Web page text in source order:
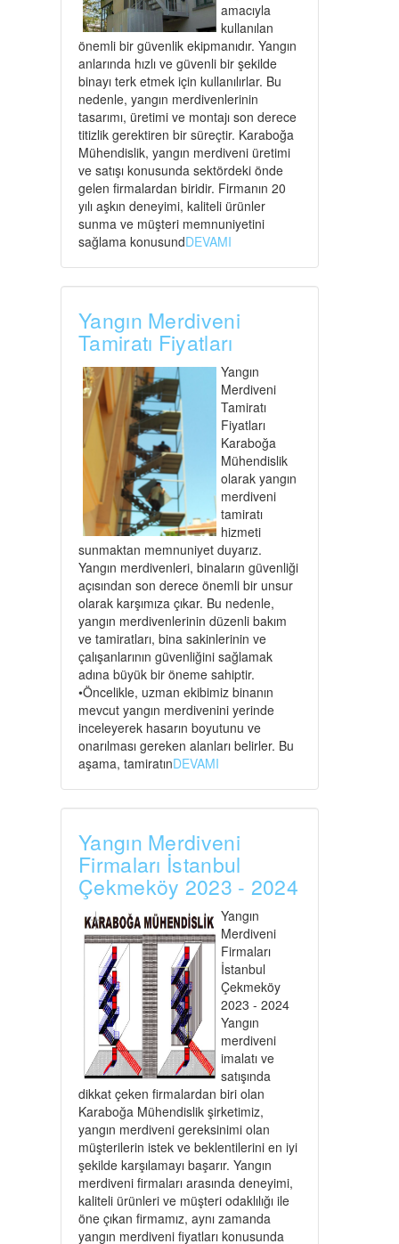
amacıyla
kullanılan
önemli bir güvenlik ekipmanıdır. Yangın
anlarında hızlı ve güvenli bir şekilde
binayı terk etmek için kullanılırlar. Bu
nedenle, yangın merdivenlerinin
tasarımı, üretimi ve montajı son derece
titizlik gerektiren bir süreçtir. Karaboğa
Mühendislik, yangın merdiveni üretimi
ve satışı konusunda sektördeki önde
gelen firmalardan biridir. Firmanın 20
yılı aşkın deneyimi, kaliteli ürünler
sunma ve müşteri memnuniyetini
sağlama konusundDEVAMI
Yangın Merdiveni
Tamiratı Fiyatları
Yangın
Merdiveni
Tamiratı
Fiyatları
Karaboğa
Mühendislik
olarak yangın
merdiveni
tamiratı
hizmeti
sunmaktan memnuniyet duyarız.
Yangın merdivenleri, binaların güvenliği
açısından son derece önemli bir unsur
olarak karşımıza çıkar. Bu nedenle,
yangın merdivenlerinin düzenli bakım
ve tamiratları, bina sakinlerinin ve
çalışanlarının güvenliğini sağlamak
adına büyük bir öneme sahiptir.
•Öncelikle, uzman ekibimiz binanın
mevcut yangın merdivenini yerinde
inceleyerek hasarın boyutunu ve
onarılması gereken alanları belirler. Bu
aşama, tamiratınDEVAMI
Yangın Merdiveni
Firmaları İstanbul
Çekmeköy 2023 - 2024
Yangın
Merdiveni
Firmaları
İstanbul
Çekmeköy
2023 - 2024
Yangın
merdiveni
imalatı ve
satışında
dikkat çeken firmalardan biri olan
Karaboğa Mühendislik şirketimiz,
yangın merdiveni gereksinimi olan
müşterilerin istek ve beklentilerini en iyi
şekilde karşılamayı başarır. Yangın
merdiveni firmaları arasında deneyimi,
kaliteli ürünleri ve müşteri odaklılığı ile
öne çıkan firmamız, aynı zamanda
yangın merdiveni fiyatları konusunda